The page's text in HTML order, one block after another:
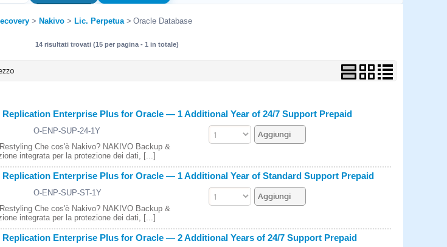
Nome utente:
Password:
Nakivo Lic. Perpetua Oracle Database
14 risultati trovati (15 per pagina - 1 in totale)
Replication Enterprise Plus for Oracle — 1 Additional Year of 24/7 Support Prepaid
O-ENP-SUP-24-1Y
Che cos'è Nakivo? NAKIVO Backup &
integrata per la protezione dei dati, [...]
Replication Enterprise Plus for Oracle — 1 Additional Year of Standard Support Prepaid
O-ENP-SUP-ST-1Y
Che cos'è Nakivo? NAKIVO Backup &
integrata per la protezione dei dati, [...]
Replication Enterprise Plus for Oracle — 2 Additional Years of 24/7 Support Prepaid